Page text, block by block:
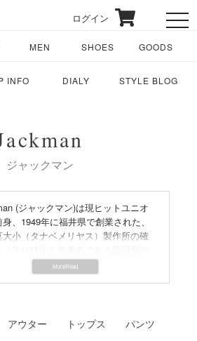
ログイン
MEN SHOES GOODS
INFO DIALY STYLE BLOG
ジャックマン
(ジャックマン)は現ヒットユニオ
、1949年に福井県で創業された、
大小（タナベメリヤス）製作所の確
受け継ぎ誕生したファクトリーブラ
初はストッキングだけの製造でした
球狂であった田辺貢は、アイデアマ
アウター トップス パンツ